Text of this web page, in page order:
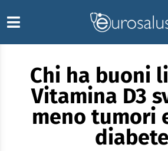
Chi ha buoni
Vitamina D3
meno tumori
diabete